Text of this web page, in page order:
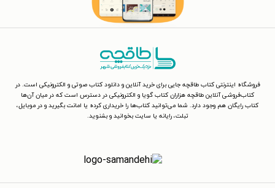
فروشگاه اینترنتی کتاب طاقچه جایی برای خرید آنلاین و دانلود کتاب صوتی و الکترونیکی است. در
کتاب‌فروشی آنلاین طاقچه هزاران کتاب گویا و الکترونیکی در دسترس است که در میان آن‌ها
کتاب رایگان هم وجود دارد. شما می‌توانید کتاب‌ها را خریداری کرده یا امانت بگیرید و در موبایل،
تبلت، رایانه یا سایت بخوانید و بشنوید.